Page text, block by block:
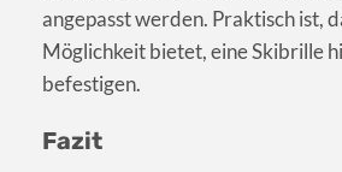
angepasst werden. Praktisch ist,
Möglichkeit bietet, eine Skibrille
befestigen.
Fazit